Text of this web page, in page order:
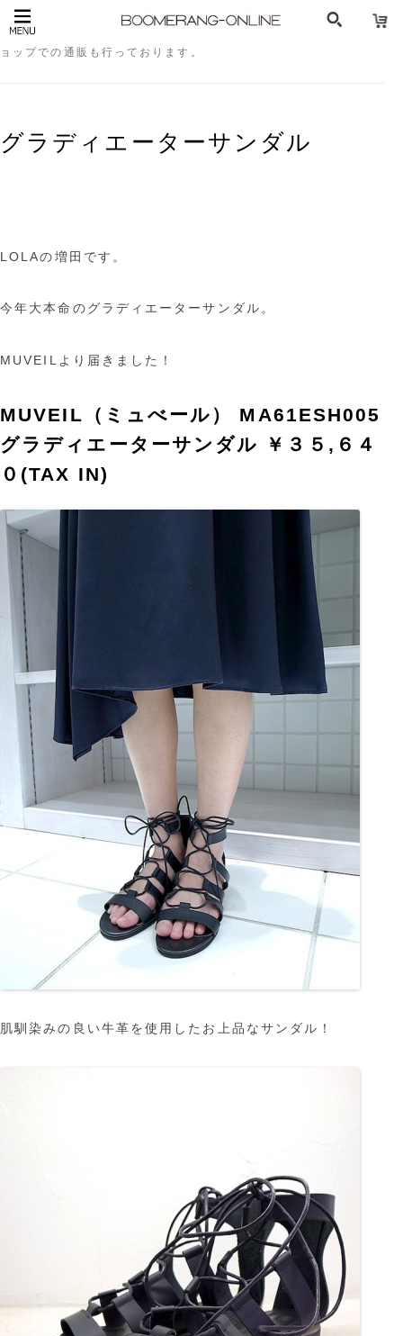
MUVEIL（ミュベール）についてのブログ記事です。オンラインシ
ョップでの通販も行っております。
グラディエーターサンダル
LOLAの増田です。
今年大本命のグラディエーターサンダル。
MUVEILより届きました！
MUVEIL（ミュべール） MA61ESH005
グラディエーターサンダル ￥３５,６４
０(TAX IN)
肌馴染みの良い牛革を使用したお上品なサンダル！